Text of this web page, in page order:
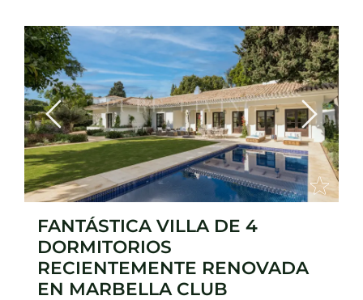
Previous Next
FANTÁSTICA VILLA DE 4
DORMITORIOS
RECIENTEMENTE RENOVADA
EN MARBELLA CLUB